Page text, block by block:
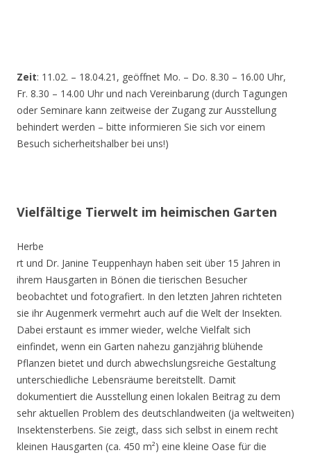
Zeit: 11.02. – 18.04.21, geöffnet Mo. – Do. 8.30 – 16.00 Uhr,
Fr. 8.30 – 14.00 Uhr und nach Vereinbarung (durch Tagungen
oder Seminare kann zeitweise der Zugang zur Ausstellung
behindert werden – bitte informieren Sie sich vor einem
Besuch sicherheitshalber bei uns!)
Vielfältige Tierwelt im heimischen Garten
Herbe
rt und Dr. Janine Teuppenhayn haben seit über 15 Jahren in
ihrem Hausgarten in Bönen die tierischen Besucher
beobachtet und fotografiert. In den letzten Jahren richteten
sie ihr Augenmerk vermehrt auch auf die Welt der Insekten.
Dabei erstaunt es immer wieder, welche Vielfalt sich
einfindet, wenn ein Garten nahezu ganzjährig blühende
Pflanzen bietet und durch abwechslungsreiche Gestaltung
unterschiedliche Lebensräume bereitstellt. Damit
dokumentiert die Ausstellung einen lokalen Beitrag zu dem
sehr aktuellen Problem des deutschlandweiten (ja weltweiten)
Insektensterbens. Sie zeigt, dass sich selbst in einem recht
kleinen Hausgarten (ca. 450 m²) eine kleine Oase für die